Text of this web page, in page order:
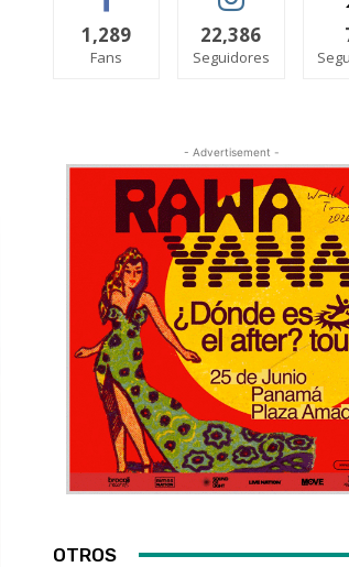
1,289
Fans
22,386
Seguidores
- Advertisement -
OTROS